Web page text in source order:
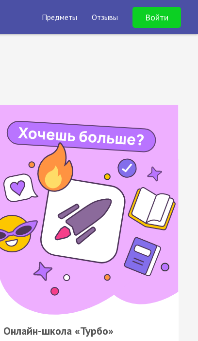
Предметы Отзывы Войти
Онлайн-школа «Турбо»